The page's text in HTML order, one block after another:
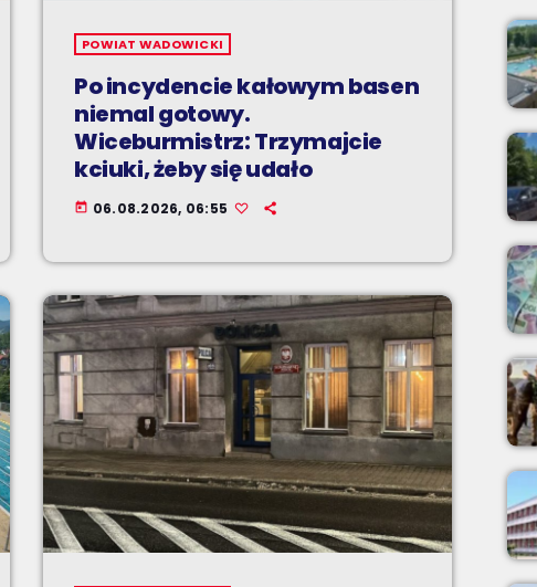
POWIAT WADOWICKI
Po incydencie kałowym basen
niemal gotowy.
Wiceburmistrz: Trzymajcie
kciuki, żeby się udało
today 06.08.2026, 06:55